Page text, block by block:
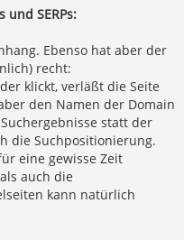
und SERPs:
Ebenso hat aber der
recht:
klickt, verläßt die Seite
den Namen der Domain
statt der
die Suchpositionierung.
eine gewisse Zeit
auch die
kann natürlich